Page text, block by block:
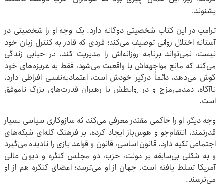
بشنوند.
ترامپ در این کتاب شخصیتی دوگانه دارد. یک وجه او را شخصیتی در
آستانه اختلال روانی توصیف می‌کند؛ فردی که قادر به کنترل زبان خود
نیست، نمی‌تواند برنامه روزانه‌اش را مدیریت کند، در حبابی زندگی
می‌کند که مانع مواجهه‌اش با واقعیت می‌شود، فقط به غریزه‌های خود
گوش می‌دهد، دائماً درگیر خودش است، اعتمادبه‌نفسی افراطی دارد،
ناآگاه، دمدمی‌مزاج و در روابطش با رهبران قدرت‌های بزرگ ناموفق
است.
وجه دیگر، او را حاکمی مقتدر معرفی می‌کند که سازوکاری سیاسی بسیار
قدرتمند، انتقام‌جو و هوس‌باز ایجاد کرده، بر فرهنگ گله‌ای شبکه‌های
اجتماعی تکیه دارد، قانون اساسی، قانون و قواعد بازی را نادیده می‌گیرد
و به شکلی بی‌سابقه بر دولت، حزب، دو مجلس کنگره و دیوان عالی
آمریکا تسلط یافته است. جهان از او می‌ترسد؛ اعضای کنگره هم از او
می‌ترسند.